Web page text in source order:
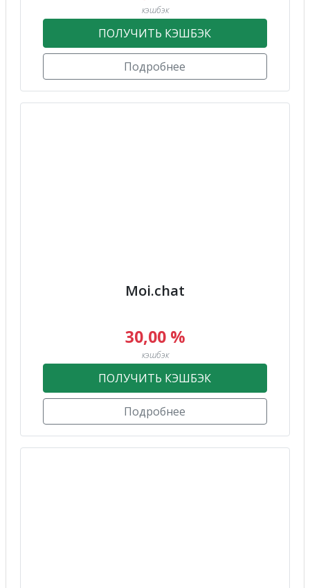
кэшбэк
ПОЛУЧИТЬ КЭШБЭК
Подробнее
Moi.chat
30,00 %
кэшбэк
ПОЛУЧИТЬ КЭШБЭК
Подробнее